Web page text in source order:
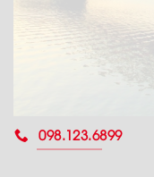
098.123.6899